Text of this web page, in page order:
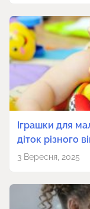
Іграшки для
діток різного
3 Вересня, 2025